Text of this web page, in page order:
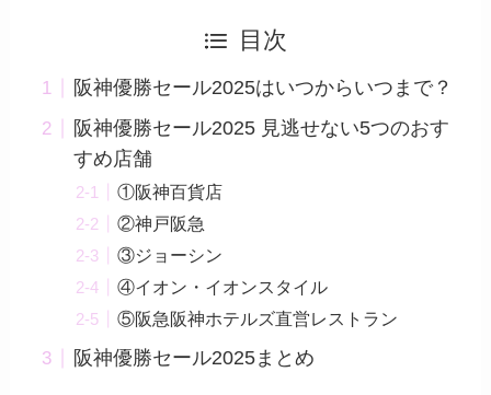
目次
阪神優勝セール2025はいつからいつまで？
阪神優勝セール2025 見逃せない5つのおす
すめ店舗
①阪神百貨店
②神戸阪急
③ジョーシン
④イオン・イオンスタイル
⑤阪急阪神ホテルズ直営レストラン
阪神優勝セール2025まとめ